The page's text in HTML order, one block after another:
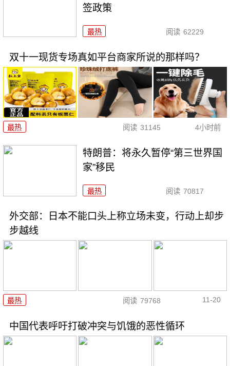
签政策
最热 阅读 62229
双十一现货专场真如平台商家所说的那样吗？
最热 阅读 31145 4小时前
特朗普：将永久暂停“第三世界国
家”移民
最热 阅读 70817
外交部：日本不能口头上称立场未变，行动上却步
步越线
最热 阅读 79768 11-20
中国代表呼吁打破冲突与饥饿的恶性循环